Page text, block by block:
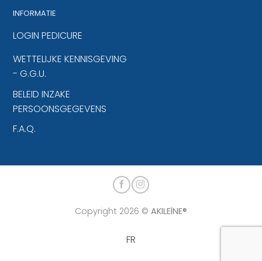
INFORMATIE
LOGIN PEDICURE
WETTELIJKE KENNISGEVING
- G.G.U.
BELEID INZAKE
PERSOONSGEGEVENS
F.A.Q.
Copyright 2026 © AKILEÏNE®
FR